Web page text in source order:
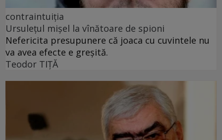
contraintuiția
Ursulețul mișel la vînătoare de spioni
Nefericita presupunere că joaca cu cuvintele nu
va avea efecte e greșită.
Teodor TIŢĂ